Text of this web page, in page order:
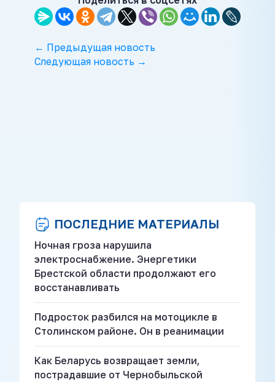
← Предыдущая новость
Следующая новость →
ПОСЛЕДНИЕ МАТЕРИАЛЫ
Ночная гроза нарушила
электроснабжение. Энергетики
Брестской области продолжают его
восстанавливать
Подросток разбился на мотоцикле в
Столинском районе. Он в реанимации
Как Беларусь возвращает земли,
пострадавшие от Чернобыльской